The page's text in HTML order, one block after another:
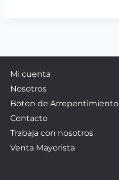
Mi cuenta
Nosotros
Boton de Arrepentimiento
Contacto
Trabaja con nosotros
Venta Mayorista